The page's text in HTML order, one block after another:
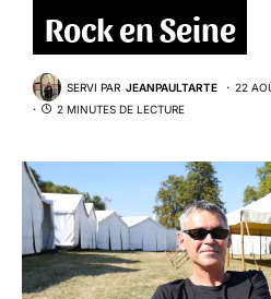
Rock en Seine
SERVI PAR JEANPAULTARTE 22
2 MINUTES DE LECTURE